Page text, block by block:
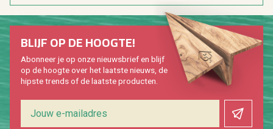
BLIJF OP DE HOOG­TE!
Abon­neer je op onze nieuws­brief en blijf
op de hoog­te over het laat­ste nieuws, de
hip­s­te trends of de laat­ste pro­duc­ten.